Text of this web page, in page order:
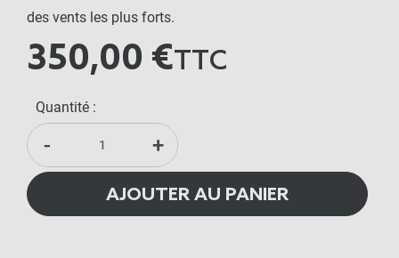
des vents les plus forts.
350,00 €TTC
Quantité :
- +
AJOUTER AU PANIER